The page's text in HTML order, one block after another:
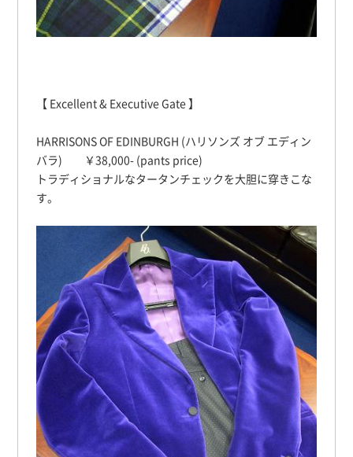
【 Excellent & Executive Gate 】
HARRISONS OF EDINBURGH (ハリソンズ オブ エディン
バラ) ￥38,000- (pants price)
トラディショナルなタータンチェックを大胆に穿きこな
す。